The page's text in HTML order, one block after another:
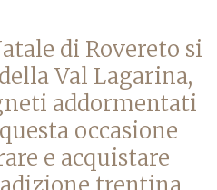
di Rovereto si
Val Lagarina,
addormentati
occasione
e acquistare